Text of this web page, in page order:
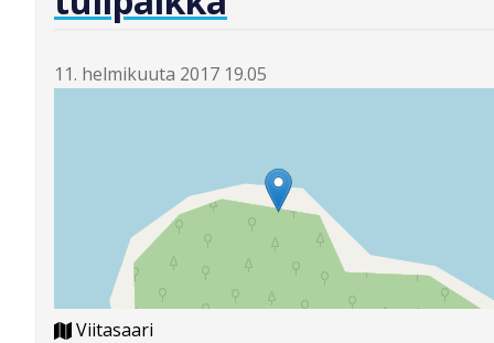
11. helmikuuta 2017 19.05
Viitasaari